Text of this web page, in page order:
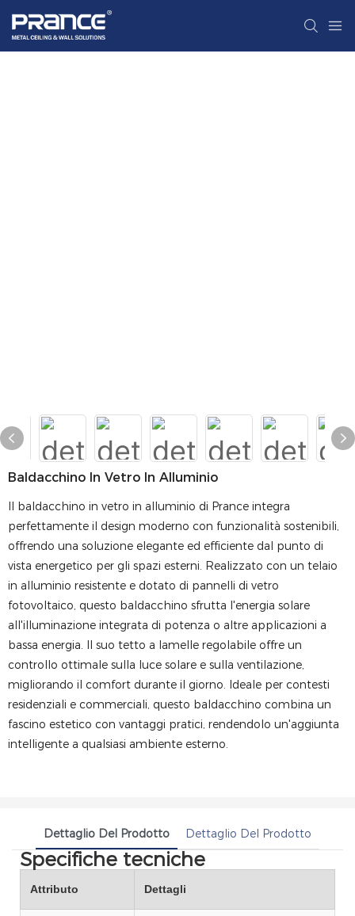
Baldacchino In Vetro In Alluminio
Il baldacchino in vetro in alluminio di Prance integra
perfettamente il design moderno con funzionalità sostenibili,
offrendo una soluzione elegante ed efficiente dal punto di
vista energetico per gli spazi esterni. Realizzato con un telaio
in alluminio resistente e dotato di pannelli di vetro
fotovoltaico, questo baldacchino sfrutta l'energia solare
all'illuminazione integrata di potenza o altre applicazioni a
bassa energia. Il suo tetto a lamelle regolabile offre un
controllo ottimale sulla luce solare e sulla ventilazione,
migliorando il comfort durante il giorno. Ideale per contesti
residenziali e commerciali, questo baldacchino combina un
fascino estetico con vantaggi pratici, rendendolo un'aggiunta
intelligente a qualsiasi ambiente esterno.
Dettaglio Del Prodotto Dettaglio Del Prodotto
Specifiche tecniche
Attributo Dettagli